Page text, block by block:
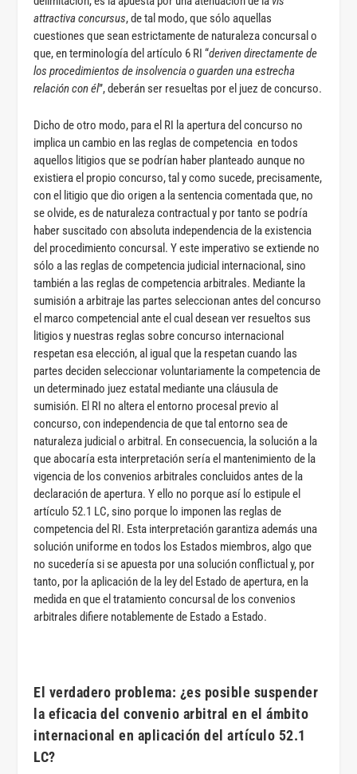
attractiva concursus, de tal modo, que sólo aquellas
cuestiones que sean estrictamente de naturaleza concursal o
que, en terminología del artículo 6 RI “deriven directamente de
los procedimientos de insolvencia o guarden una estrecha
relación con él”, deberán ser resueltas por el juez de concurso.
Dicho de otro modo, para el RI la apertura del concurso no
implica un cambio en las reglas de competencia en todos
aquellos litigios que se podrían haber planteado aunque no
existiera el propio concurso, tal y como sucede, precisamente,
con el litigio que dio origen a la sentencia comentada que, no
se olvide, es de naturaleza contractual y por tanto se podría
haber suscitado con absoluta independencia de la existencia
del procedimiento concursal. Y este imperativo se extiende no
sólo a las reglas de competencia judicial internacional, sino
también a las reglas de competencia arbitrales. Mediante la
sumisión a arbitraje las partes seleccionan antes del concurso
el marco competencial ante el cual desean ver resueltos sus
litigios y nuestras reglas sobre concurso internacional
respetan esa elección, al igual que la respetan cuando las
partes deciden seleccionar voluntariamente la competencia de
un determinado juez estatal mediante una cláusula de
sumisión. El RI no altera el entorno procesal previo al
concurso, con independencia de que tal entorno sea de
naturaleza judicial o arbitral. En consecuencia, la solución a la
que abocaría esta interpretación sería el mantenimiento de la
vigencia de los convenios arbitrales concluidos antes de la
declaración de apertura. Y ello no porque así lo estipule el
artículo 52.1 LC, sino porque lo imponen las reglas de
competencia del RI. Esta interpretación garantiza además una
solución uniforme en todos los Estados miembros, algo que
no sucedería si se apuesta por una solución conflictual y, por
tanto, por la aplicación de la ley del Estado de apertura, en la
medida en que el tratamiento concursal de los convenios
arbitrales difiere notablemente de Estado a Estado.
El verdadero problema: ¿es posible suspender
la eficacia del convenio arbitral en el ámbito
internacional en aplicación del artículo 52.1
LC?